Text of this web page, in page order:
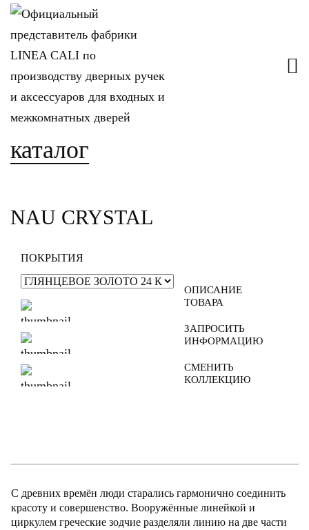
каталог
NAU CRYSTAL
ПОКРЫТИЯ
ОПИСАНИЕ
ТОВАРА
ЗАПРОСИТЬ
ИНФОРМАЦИЮ
СМЕНИТЬ
КОЛЛЕКЦИЮ
С древних времён люди старались гармонично соединить
красоту и совершенство. Вооружённые линейкой и
циркулем греческие зодчие разделяли линию на две части